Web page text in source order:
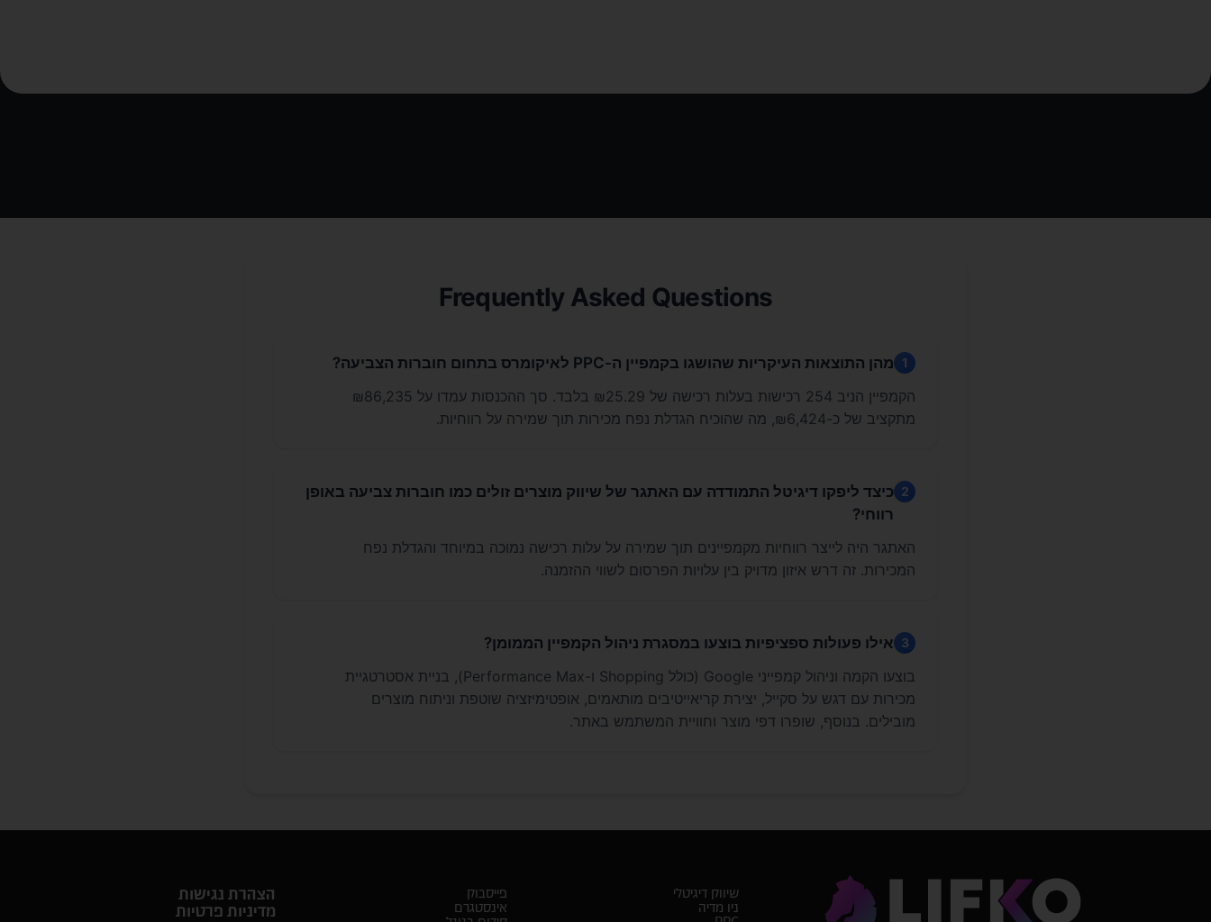
Frequently Asked Questions
1
מהן התוצאות העיקריות שהושגו בקמפיין ה-PPC לאיקומרס בתחום חוברות הצביעה?
הקמפיין הניב 254 רכישות בעלות רכישה של ₪25.29 בלבד. סך ההכנסות עמדו על ₪86,235
מתקציב של כ-₪6,424, מה שהוכיח הגדלת נפח מכירות תוך שמירה על רווחיות.
2 כיצד ליפקו דיגיטל התמודדה עם האתגר של שיווק מוצרים זולים כמו חוברות צביעה באופן
רווחי?
האתגר היה לייצר רווחיות מקמפיינים תוך שמירה על עלות רכישה נמוכה במיוחד והגדלת נפח
המכירות. זה דרש איזון מדויק בין עלויות הפרסום לשווי ההזמנה.
3 אילו פעולות ספציפיות בוצעו במסגרת ניהול הקמפיין הממומן?
בוצעו הקמה וניהול קמפייני Google (כולל Shopping ו-Performance Max), בניית אסטרטגיית
מכירות עם דגש על סקייל, יצירת קריאייטיבים מותאמים, אופטימיזציה שוטפת וניתוח מוצרים
מובילים. בנוסף, שופרו דפי מוצר וחוויית המשתמש באתר.
שיווק דיגיטלי
ניו מדיה
פייסבוק
אינסטגרם
הצהרת נגישות
מדיניות פרטיות